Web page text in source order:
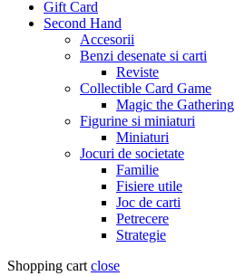
Gift Card
Second Hand
Accesorii
Benzi desenate si carti
Reviste
Collectible Card Game
Magic the Gathering
Figurine si miniaturi
Miniaturi
Jocuri de societate
Familie
Fisiere utile
Joc de carti
Petrecere
Strategie
Shopping cart close